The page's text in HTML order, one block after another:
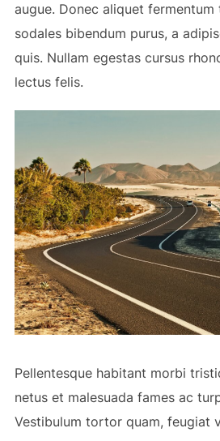
augue. Donec aliquet fermentum
sodales bibendum purus, a
quis. Nullam egestas cursus
lectus felis.
Pellentesque habitant morbi
netus et malesuada fames ac
Vestibulum tortor quam, feugiat